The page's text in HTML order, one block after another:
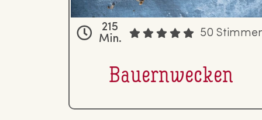
215
Min.
50
Bau­ern­we­cken